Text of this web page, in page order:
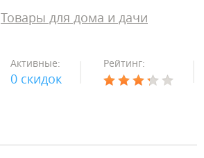
Товары для дома и дачи
Активные:
0 скидок
Рейтинг: